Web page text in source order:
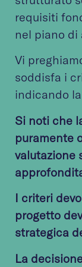
requisiti
nel piano di
Vi
soddisfa i
indicando
Si noti che
puramente
valutazione
I criteri
progetto
strategica
La